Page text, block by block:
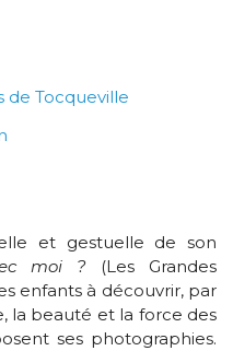
de Tocqueville
et gestuelle de son
moi ? (Les Grandes
enfants à découvrir, par
la beauté et la force des
ses photographies.